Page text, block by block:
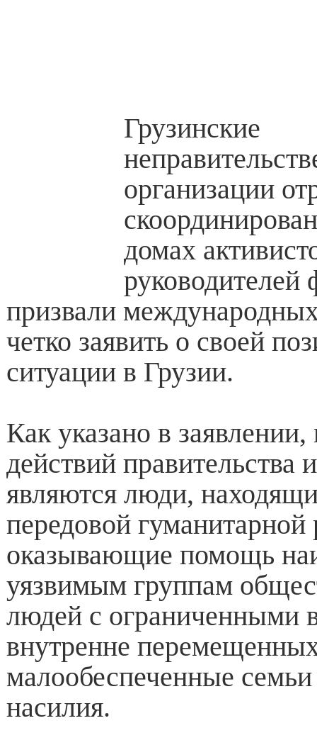
Грузинские
организации
домах
руководителей
призвали
четко заявить о своей
ситуации в Грузии.
Как указано в
действий правительства
являются люди,
передовой гуманитарной
оказывающие помощь
уязвимым группам
людей с ограниченными
внутренне
малообеспеченные
насилия.